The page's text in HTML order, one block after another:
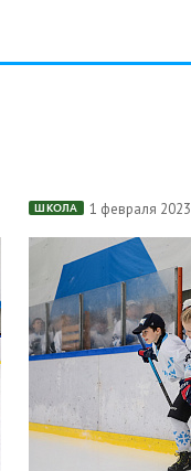
ШКОЛА 1 февраля 2023